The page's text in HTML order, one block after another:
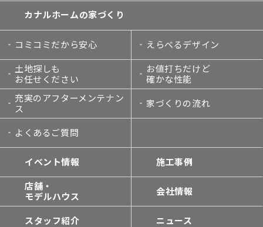
カナルホームの家づくり
コミコミだから安心
えらべるデザイン
土地探しも
お任せください
お値打ちだけど
確かな性能
充実のアフターメンテナン
ス
家づくりの流れ
よくあるご質問
イベント情報
施工事例
店舗・
モデルハウス
会社情報
スタッフ紹介 ニュース